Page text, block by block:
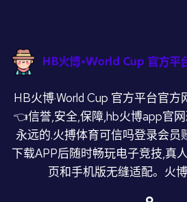
HB火博·World Cup 官方平台官
👈信誉,安全,保障,hb火博app官
永远的.火搏体育可信吗登录会员
下载APP后随时畅玩电子竞技,真
页和手机版无缝适配。火博